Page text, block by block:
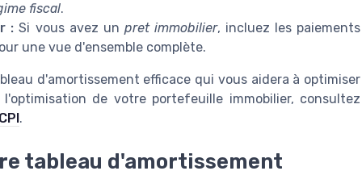
fiscal.
: Si vous avez un pret immobilier, incluez les paiements
une vue d'ensemble complète.
d'amortissement efficace qui vous aidera à optimiser
de votre portefeuille immobilier, consultez
.
tableau d'amortissement